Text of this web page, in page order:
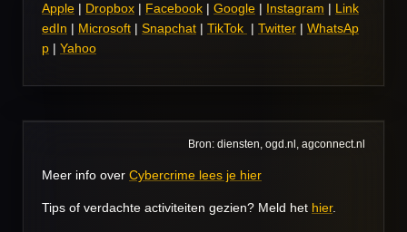
Apple | Dropbox | Facebook | Google | Instagram | Link
edIn | Microsoft | Snapchat | TikTok | Twitter | WhatsAp
p | Yahoo
Bron: diensten, ogd.nl, agconnect.nl
Meer info over Cybercrime lees je hier
Tips of verdachte activiteiten gezien? Meld het hier.